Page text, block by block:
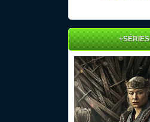
+SÉRIES